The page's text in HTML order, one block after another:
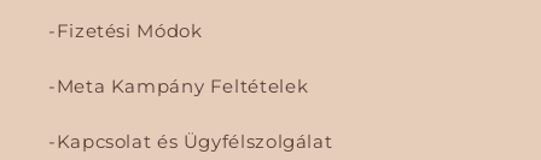
Fizetési Módok
Meta Kampány Feltételek
Kapcsolat és Ügyfélszolgálat